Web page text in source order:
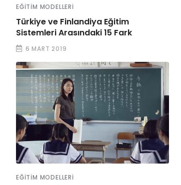
EĞITIM MODELLERI
Türkiye ve Finlandiya Eğitim
Sistemleri Arasındaki 15 Fark
6 MART 2019
EĞITIM MODELLERI